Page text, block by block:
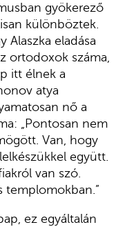
gyökerező
különböztek.
Alaszka eladása
ortodoxok száma,
itt élnek a
atya
nő a
„Pontosan nem
Van, hogy
együtt.
van szó.
templomokban.”
ez egyáltalán